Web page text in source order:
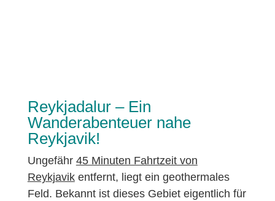
Reykjadalur – Ein
Wanderabenteuer nahe
Reykjavik!
Ungefähr 45 Minuten Fahrtzeit von
Reykjavikentfernt, liegt ein geothermales
Feld. Bekannt ist dieses Gebiet eigentlich für